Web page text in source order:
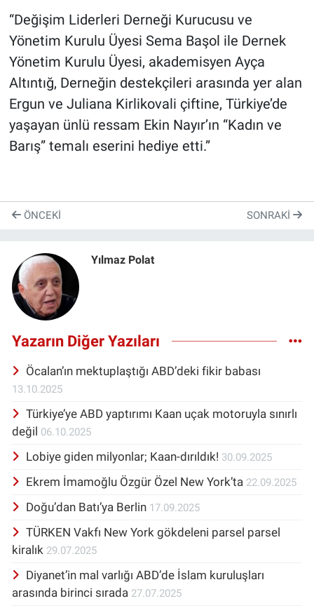
“Değişim Liderleri Derneği Kurucusu ve
Yönetim Kurulu Üyesi Sema Başol ile Dernek
Yönetim Kurulu Üyesi, akademisyen Ayça
Altıntığ, Derneğin destekçileri arasında yer alan
Ergun ve Juliana Kirlikovali çiftine, Türkiye’de
yaşayan ünlü ressam Ekin Nayır’ın “Kadın ve
Barış” temalı eserini hediye etti.”
ÖNCEKI SONRAKI
Yılmaz Polat
Yazarın Diğer Yazıları
Öcalan’ın mektuplaştığı ABD’deki fikir babası
13.10.2025
Türkiye’ye ABD yaptırımı Kaan uçak motoruyla sınırlı
değil 06.10.2025
Lobiye giden milyonlar; Kaan-dırıldık! 30.09.2025
Ekrem İmamoğlu Özgür Özel New York’ta 22.09.2025
Doğu’dan Batı’ya Berlin 17.09.2025
TÜRKEN Vakfı New York gökdeleni parsel parsel
kiralık 29.07.2025
Diyanet’in mal varlığı ABD’de İslam kuruluşları
arasında birinci sırada 27.07.2025